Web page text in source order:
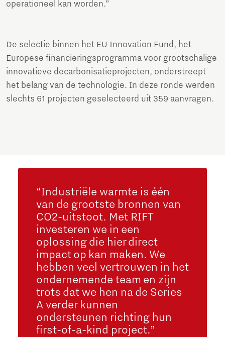
operationeel kan worden.”
De selectie binnen het EU Innovation Fund, het
Europese financieringsprogramma voor grootschalige
innovatieve decarbonisatieprojecten, onderstreept
het belang van de technologie. In deze ronde werden
slechts 61 projecten geselecteerd uit 359 aanvragen.
“Industriële warmte is één
van de grootste bronnen van
CO2-uitstoot. Met RIFT
investeren we in een
oplossing die hier direct
impact op kan maken. We
hebben veel vertrouwen in het
ondernemende team en zijn
trots dat we hen na de Series
A verder kunnen
ondersteunen richting hun
first-of-a-kind project.”